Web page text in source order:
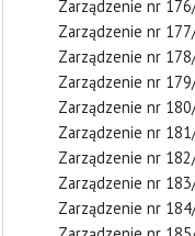
Zarządzenie nr
Zarządzenie nr
Zarządzenie nr
Zarządzenie nr
Zarządzenie nr
Zarządzenie nr
Zarządzenie nr
Zarządzenie nr
Zarządzenie nr